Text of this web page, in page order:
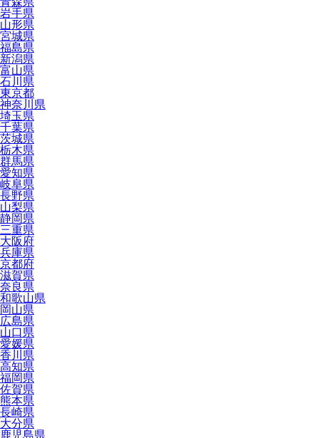
岩手県
山形県
宮城県
福島県
新潟県
富山県
石川県
東京都
神奈川県
埼玉県
千葉県
茨城県
栃木県
群馬県
愛知県
岐阜県
長野県
山梨県
静岡県
三重県
大阪府
兵庫県
京都府
滋賀県
奈良県
和歌山県
岡山県
広島県
山口県
愛媛県
香川県
高知県
福岡県
佐賀県
熊本県
長崎県
大分県
鹿児島県